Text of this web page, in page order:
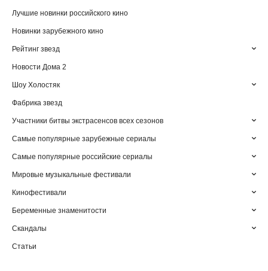
Лучшие новинки российского кино
Новинки зарубежного кино
Рейтинг звезд
Новости Дома 2
Шоу Холостяк
Фабрика звезд
Участники битвы экстрасенсов всех сезонов
Самые популярные зарубежные сериалы
Самые популярные российские сериалы
Мировые музыкальные фестивали
Кинофестивали
Беременные знаменитости
Скандалы
Статьи